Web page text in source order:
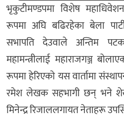
भृकुटीमण्डपमा विशेष
रूपमा अघि बढिरहेका बेला
सभापति देउवाले अन्तिम
महामन्त्रीलाई महाराजगञ्ज
रूपमा हेरिएको यस वार्तामा
रमेश लेखक सहभागी छन् भने
मिनेन्द्र रिजाललगायत नेताहरू